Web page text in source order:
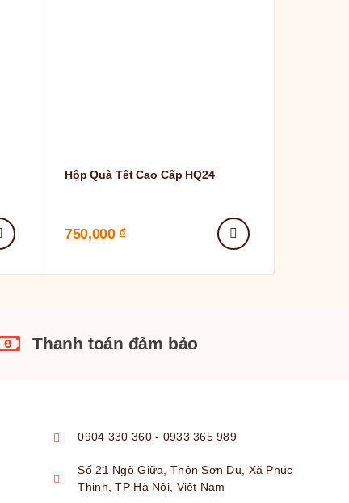
Hộp Quà Tết Cao Cấp HQ24
750,000 ₫
Thanh toán đảm bảo
0904 330 360 - 0933 365 989
Số 21 Ngõ Giữa, Thôn Sơn Du, Xã Phúc
Thịnh, TP Hà Nội, Việt Nam